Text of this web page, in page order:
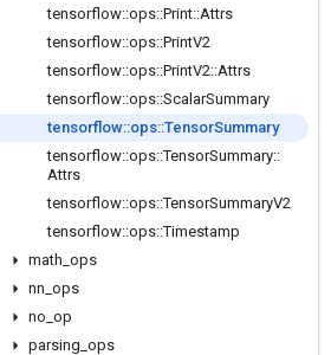
tensorflow::ops::Print::Attrs
tensorflow::ops::PrintV2
tensorflow::ops::PrintV2::Attrs
tensorflow::ops::ScalarSummary
tensorflow::ops::TensorSummary
tensorflow::ops::TensorSummary::
Attrs
tensorflow::ops::TensorSummaryV2
tensorflow::ops::Timestamp
math ops
nn ops
no op
parsing ops